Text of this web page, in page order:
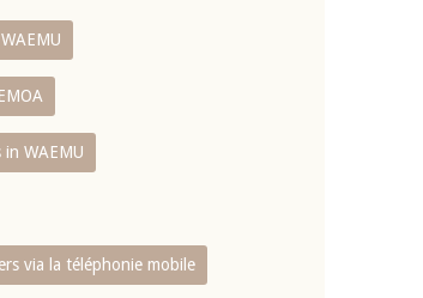
WAEMU
via la téléphonie mobile